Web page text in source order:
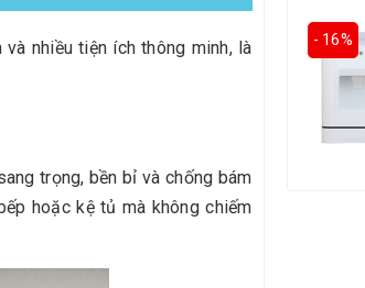
nhiều tiện ích thông minh, là
trọng, bền bỉ và chống bám
hoặc kệ tủ mà không chiếm
- 16%